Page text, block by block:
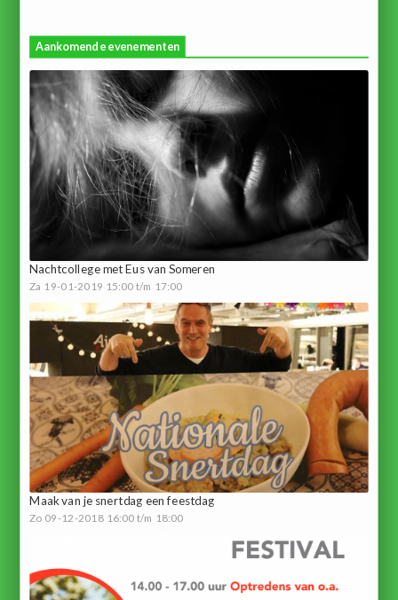
Aankomende evenementen
Nachtcollege met Eus van Someren
Za 19-01-2019 15:00 t/m 17:00
Maak van je snertdag een feestdag
Zo 09-12-2018 16:00 t/m 18:00